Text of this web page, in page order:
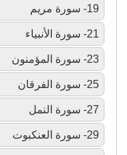
19- سورة مريم
21- سورة الأنبياء
23- سورة المؤمنون
25- سورة الفرقان
27- سورة النمل
29- سورة العنكبوت